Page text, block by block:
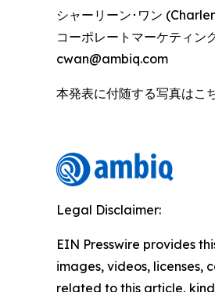
シャーリーン･ワン
コーポレートマーケティン
cwan@ambiq.com
本発表に付随する写真はこ
Legal Disclaimer:
EIN Presswire provides
images, videos, licenses,
related to this article,